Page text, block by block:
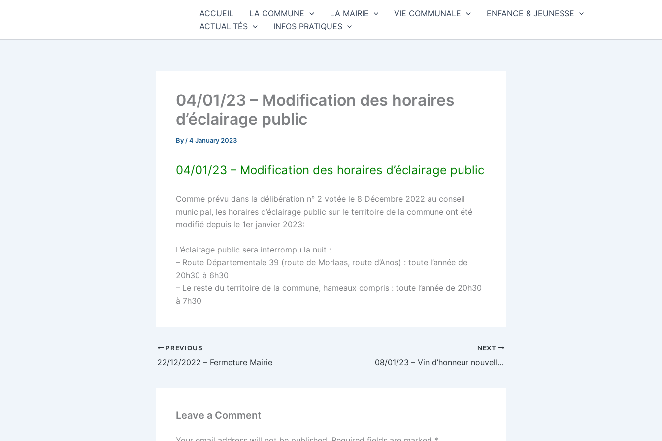
ACCUEIL LA COMMUNE LA MAIRIE VIE COMMUNALE
ENFANCE & JEUNESSE
ACTUALITÉS
INFOS PRATIQUES
04/01/23 – Modification des horaires
d’éclairage public
By /4 January 2023
04/01/23 – Modification des horaires d’éclairage public
Comme prévu dans la délibération n° 2 votée le 8 Décembre 2022 au conseil
municipal, les horaires d’éclairage public sur le territoire de la commune ont été
modifié depuis le 1er janvier 2023:
L’éclairage public sera interrompu la nuit :
– Route Départementale 39 (route de Morlaas, route d’Anos) : toute l’année de
20h30 à 6h30
– Le reste du territoire de la commune, hameaux compris : toute l’année de 20h30
à 7h30
PREVIOUS
22/12/2022 – Fermeture Mairie
NEXT
08/01/23 – Vin d’honneur nouvelle année
Leave a Comment